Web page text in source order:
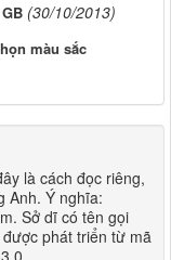
(30/10/2013)
màu sắc
là cách đọc riêng,
Anh. Ý nghĩa:
Sở dĩ có tên gọi
phát triển từ mã